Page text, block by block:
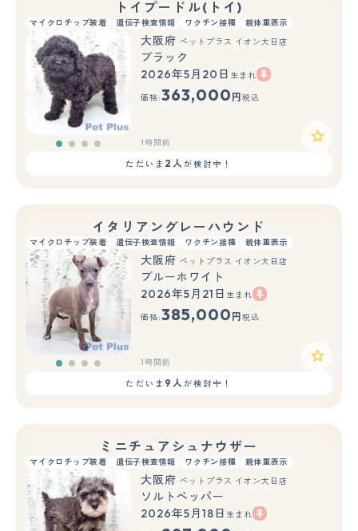
トイプードル(トイ)
マイクロチップ装着 遺伝子検査情報 ワクチン接種 親体重表示
大阪府 ペットプラス イオン大日店
ブラック
2026年5月20日 生まれ
価格:363,000 円 税込
1時間前
ただいま 2人が検討中！
イタリアングレーハウンド
マイクロチップ装着 遺伝子検査情報 ワクチン接種 親体重表示
大阪府 ペットプラス イオン大日店
ブルーホワイト
2026年5月21日 生まれ
価格:385,000 円 税込
1時間前
ただいま 9人が検討中！
ミニチュアシュナウザー
マイクロチップ装着 遺伝子検査情報 ワクチン接種 親体重表示
大阪府 ペットプラス イオン大日店
ソルトペッパー
2026年5月18日 生まれ